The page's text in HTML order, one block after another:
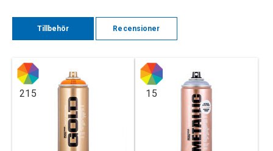
Tillbehör Recensioner
215 15